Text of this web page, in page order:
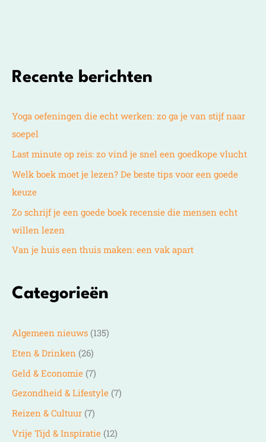
Recente berichten
Yoga oefeningen die echt werken: zo ga je van stijf naar
soepel
Last minute op reis: zo vind je snel een goedkope vlucht
Welk boek moet je lezen? De beste tips voor een goede
keuze
Zo schrijf je een goede boek recensie die mensen echt
willen lezen
Van je huis een thuis maken: een vak apart
Categorieën
Algemeen nieuws (135)
Eten & Drinken (26)
Geld & Economie (7)
Gezondheid & Lifestyle (7)
Reizen & Cultuur (7)
Vrije Tijd & Inspiratie (12)